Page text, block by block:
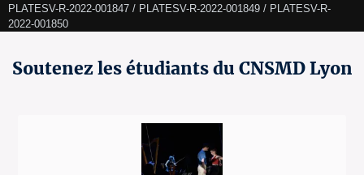
PLATESV-R-2022-001847 / PLATESV-R-2022-001849 / PLATESV-R-
2022-001850
Soutenez les étudiants du CNSMD Lyon